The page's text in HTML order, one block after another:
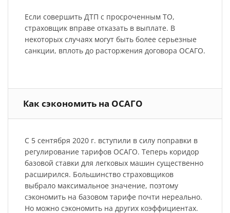
Если совершить ДТП с просроченным ТО,
страховщик вправе отказать в выплате. В
некоторых случаях могут быть более серьезные
санкции, вплоть до расторжения договора ОСАГО.
Как сэкономить на ОСАГО
С 5 сентября 2020 г. вступили в силу поправки в
регулирование тарифов ОСАГО. Теперь коридор
базовой ставки для легковых машин существенно
расширился. Большинство страховщиков
выбрало максимальное значение, поэтому
сэкономить на базовом тарифе почти нереально.
Но можно сэкономить на других коэффициентах.